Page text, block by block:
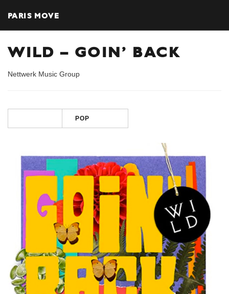
PARIS MOVE
WILD – GOIN’ BACK
Nettwerk Music Group
POP